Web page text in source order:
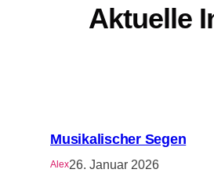
Aktuelle
Musikalischer Segen
Alex26. Januar 2026